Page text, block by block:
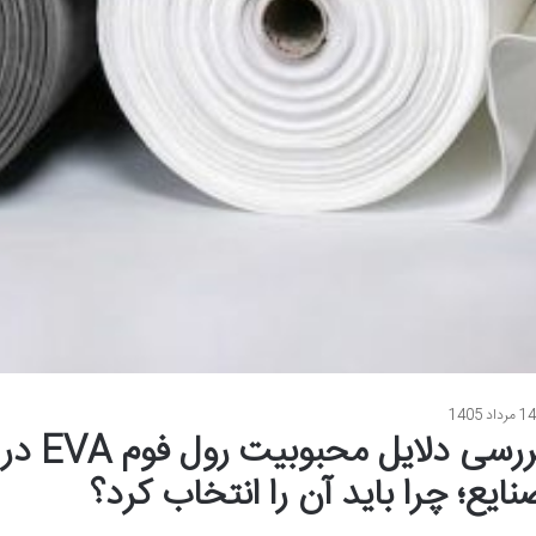
14 مرداد 1405
بررسی دلایل محبوبیت رول فوم EVA در
چرا باید آن را انتخاب کرد؟